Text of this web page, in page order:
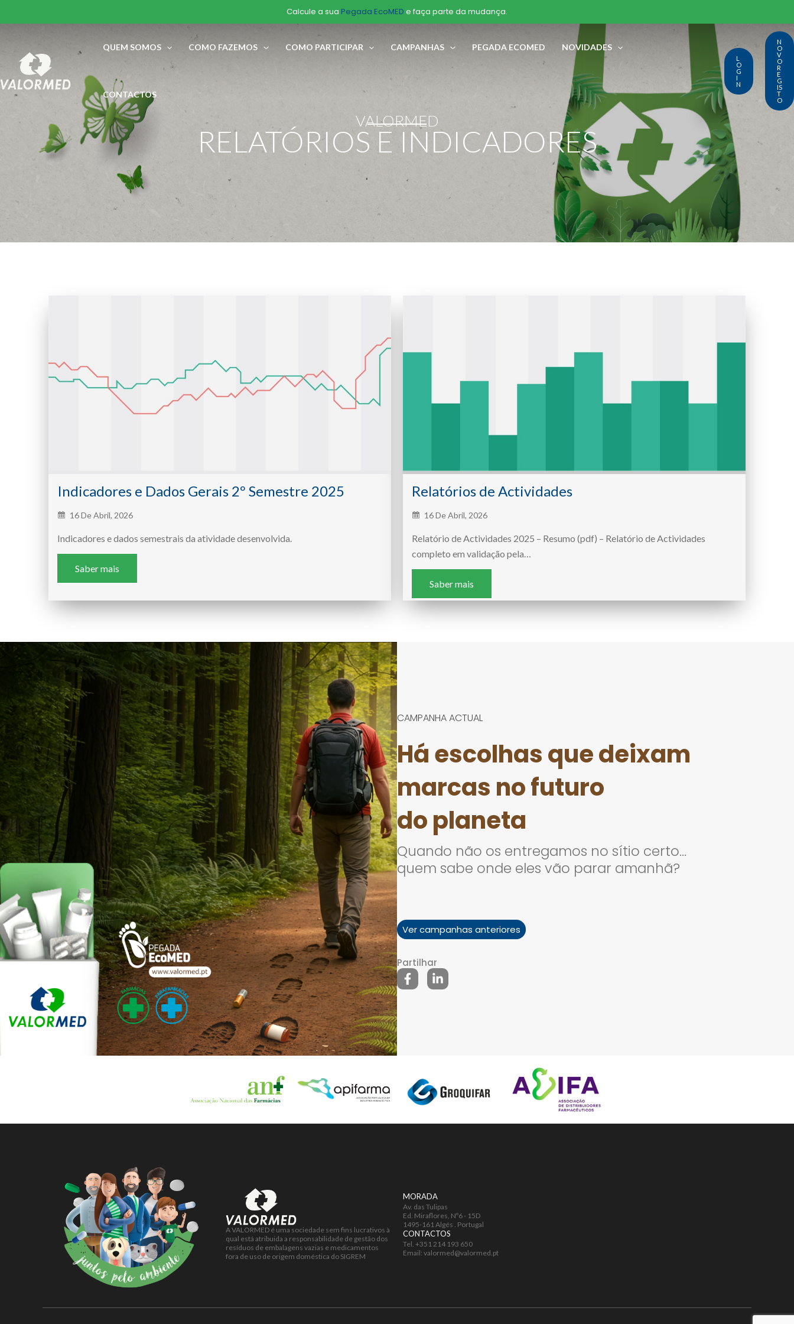
to
Calcule a sua Pegada EcoMED e faça parte da mudança.
QUEM SOMOS COMO FAZEMOS COMO PARTICIPAR CAMPANHAS PEGADA ECOMED NOVIDADES
CONTACTOS
L
O
G
I
N
N
O
V
O
R
E
G
IS
T
O
VALORMED
RELATÓRIOS E INDICADORES
Indicadores e Dados Gerais 2º Semestre 2025
16 De Abril, 2026
Indicadores e dados semestrais da atividade desenvolvida.
Saber mais
Relatórios de Actividades
16 De Abril, 2026
Relatório de Actividades 2025 – Resumo (pdf) – Relatório de Actividades
completo em validação pela…
Saber mais
CAMPANHA ACTUAL
Há escolhas que deixam
marcas no futuro
do planeta
Quando não os entregamos no sítio certo…
quem sabe onde eles vão parar amanhã?
Ver campanhas anteriores
Partilhar
A VALORMED é uma sociedade sem fins lucrativos à
qual está atribuida a responsabilidade de gestão dos
resíduos de embalagens vazias e medicamentos
fora de uso de origem doméstica do SIGREM
MORADA
Av. das Tulipas
Ed. Miraflores, Nº6 - 15D
1495-161 Algés . Portugal
CONTACTOS
Tel. +351 214 193 650
Email: valormed@valormed.pt